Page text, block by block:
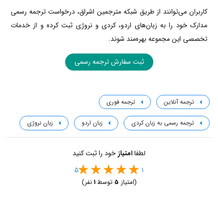
کاربران می‌توانند از طریق شبکه مترجمین اشراق، درخواست ترجمه رسمی
مدارک خود را به زبان‌های اردو، کردی و نروژی ثبت کرده و از خدمات
تخصصی این مجموعه بهره‌مند شوند.
ثبت سفارش ترجمه رسمی
ترجمه آنلاین ترجمه فوری
ترجمه رسمی به زبان کردی زبان اردو زبان نروژی
لطفاامتیاز خود را ثبت کنید
1
5
(امتیاز 5 توسط1نفر)